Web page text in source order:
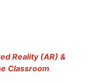
Reality (AR) &
Classroom